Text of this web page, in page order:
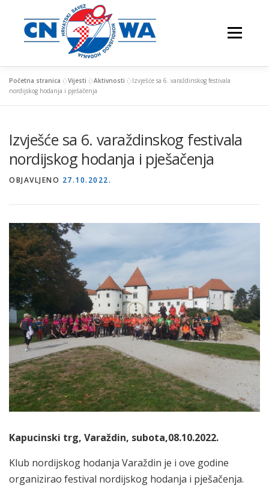
sadržaj
Izbornik
VJEŽBAJTE S NAMA
NORDIJSKO HODANJE
Početna stranica »Vijesti »Aktivnosti »Izvješće sa 6. varaždinskog festivala
nordijskog hodanja i pješačenja
Izvješće sa 6. varaždinskog festivala
nordijskog hodanja i pješačenja
OBJAVLJENO 27.10.2022.
Kapucinski trg, Varaždin, subota,08.10.2022.
Klub nordijskog hodanja Varaždin je i ove godine
organizirao festival nordijskog hodanja i pješačenja.